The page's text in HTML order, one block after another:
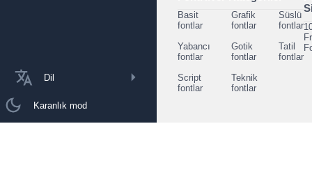
Dil
Karanlık mod
Basit
fontlar
Grafik
fontlar
Süslü
fontlar
Yabancı
fontlar
Gotik
fontlar
Tatil
fontlar
Script
fontlar
Teknik
fontlar